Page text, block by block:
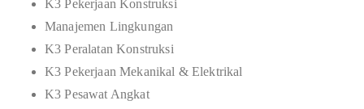
K3 Pekerjaan Konstruksi
Manajemen Lingkungan
K3 Peralatan Konstruksi
K3 Pekerjaan Mekanikal & Elektrikal
K3 Pesawat Angkat